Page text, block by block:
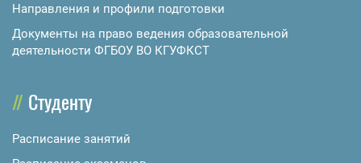
Направления и профили подготовки
Документы на право ведения образовательной
деятельности ФГБОУ ВО КГУФКСТ
Студенту
Расписание занятий